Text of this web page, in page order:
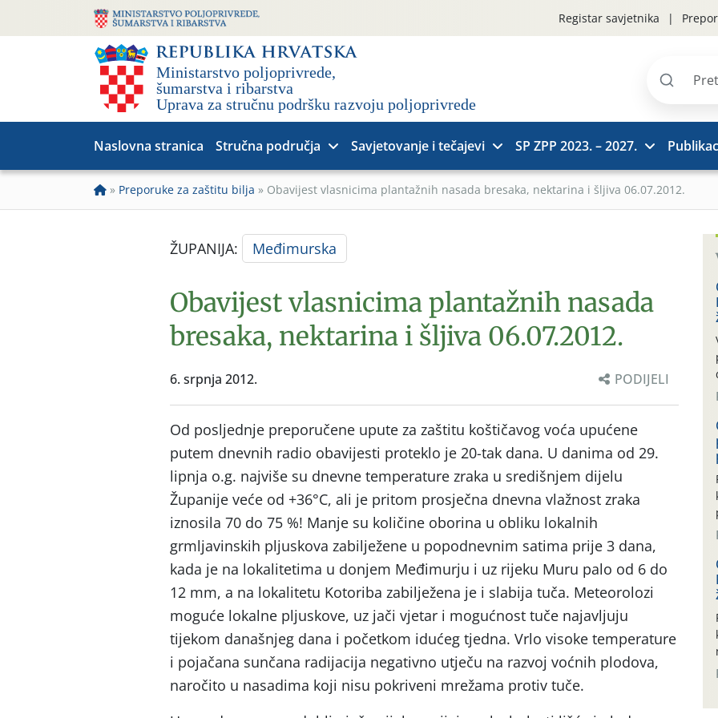
Registar savjetnika
Pretraži
Naslovna stranica Stručna područja Savjetovanje i tečajevi SP ZPP 2023. – 2027.
» Preporuke za zaštitu bilja » Obavijest vlasnicima plantažnih nasada bresaka, nektarina i šljiva 06.07.2012.
ŽUPANIJA: Međimurska
Obavijest vlasnicima plantažnih nasada
bresaka, nektarina i šljiva 06.07.2012.
6. srpnja 2012. PODIJELI
Od posljednje preporučene upute za zaštitu koštičavog voća upućene
putem dnevnih radio obavijesti proteklo je 20-tak dana. U danima od 29.
lipnja o.g. najviše su dnevne temperature zraka u središnjem dijelu
Županije veće od +36°C, ali je pritom prosječna dnevna vlažnost zraka
iznosila 70 do 75 %! Manje su količine oborina u obliku lokalnih
grmljavinskih pljuskova zabilježene u popodnevnim satima prije 3 dana,
kada je na lokalitetima u donjem Međimurju i uz rijeku Muru palo od 6 do
12 mm, a na lokalitetu Kotoriba zabilježena je i slabija tuča. Meteorolozi
moguće lokalne pljuskove, uz jači vjetar i mogućnost tuče najavljuju
tijekom današnjeg dana i početkom idućeg tjedna. Vrlo visoke temperature
i pojačana sunčana radijacija negativno utječu na razvoj voćnih plodova,
naročito u nasadima koji nisu pokriveni mrežama protiv tuče.